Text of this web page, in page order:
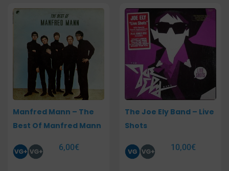
Manfred Mann – The
Best Of Manfred Mann
6,00€
The Joe Ely Band – Live
Shots
10,00€